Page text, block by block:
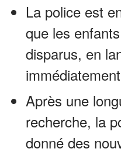
La police est
que les
disparus, en
Après une
recherche, la
donné des